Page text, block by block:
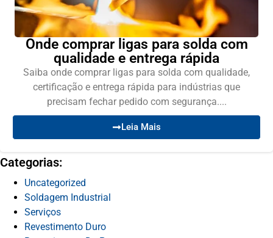
Onde comprar ligas para solda com
qualidade e entrega rápida
Saiba onde comprar ligas para solda com qualidade,
certificação e entrega rápida para indústrias que
precisam fechar pedido com segurança....
Leia Mais
Categorias:
Uncategorized
Soldagem Industrial
Serviços
Revestimento Duro